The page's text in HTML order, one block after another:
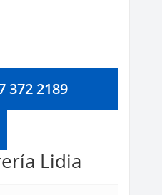
372 2189
Lidia